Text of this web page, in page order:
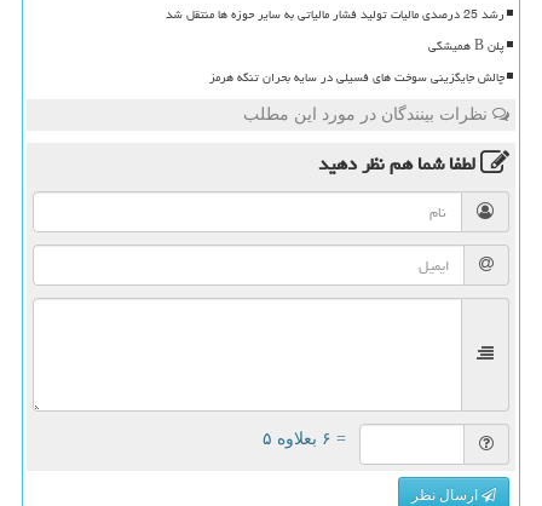
رشد 25 درصدی مالیات تولید فشار مالیاتی به سایر حوزه ها منتقل شد
پلن B همیشگی
چالش جایگزینی سوخت های فسیلی در سایه بحران تنگه هرمز
نظرات بینندگان در مورد این مطلب
لطفا شما همنظر دهید
= ۶ بعلاوه ۵
ارسال نظر